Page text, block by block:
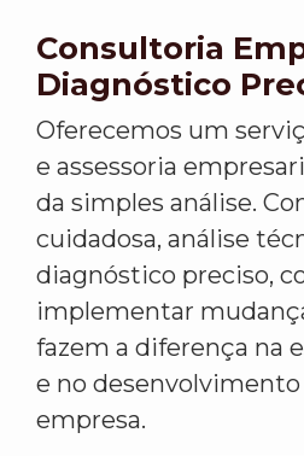
Consultoria
Diagnóstico
Oferecemos um
e assessoria
da simples análise.
cuidadosa, análise
diagnóstico preciso,
implementar
fazem a diferença na
e no desenvolvimento
empresa.